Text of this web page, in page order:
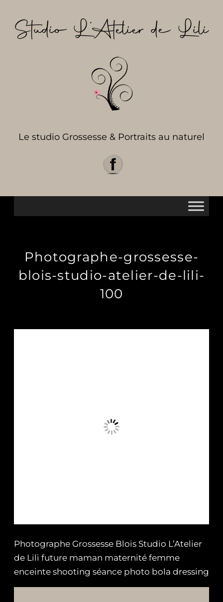
contenu
Studio L’Atelier de Lili
Le studio Grossesse & Portraits au naturel
Photographe-grossesse-
blois-studio-atelier-de-lili-
100
Photographe Grossesse Blois Studio L’Atelier
de Lili future maman maternité femme
enceinte shooting séance photo bola dressing